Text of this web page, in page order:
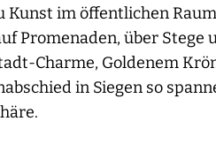
Kunst im öffentlichen
Promenaden, über Stege
Charme, Goldenem
in Siegen so